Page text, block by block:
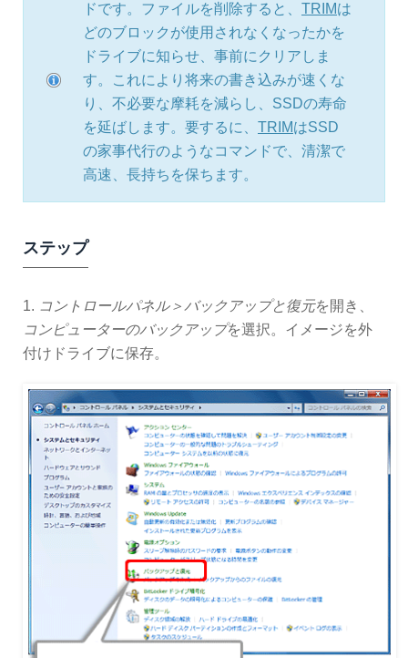
ドです。ファイルを削除すると、 TRIMは
どのブロックが使用されなくなったかを
ドライブに知らせ、事前にクリアしま
す。これにより将来の書き込みが速くな
り、不必要な摩耗を減らし、SSDの寿命
を延ばします。要するに、 TRIMはSSD
の家事代行のようなコマンドで、清潔で
高速、長持ちを保ちます。
ステップ
1. コントロールパネル＞バックアップと復元を開き、
コンピューターのバックアップを選択。イメージを外
付けドライブに保存。